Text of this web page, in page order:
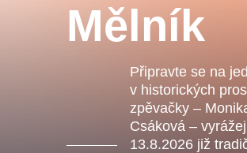
Mělník
Připravte se na
v historických
zpěvačky –
Csáková –
13.8.2026 již
2026
Agentura